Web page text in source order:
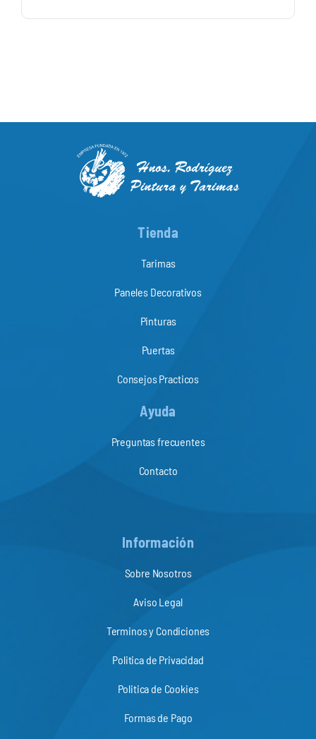
Tienda
Tarimas
Paneles Decorativos
Pinturas
Puertas
Consejos Practicos
Ayuda
Preguntas frecuentes
Contacto
Información
Sobre Nosotros
Aviso Legal
Terminos y Condiciones
Politica de Privacidad
Politica de Cookies
Formas de Pago